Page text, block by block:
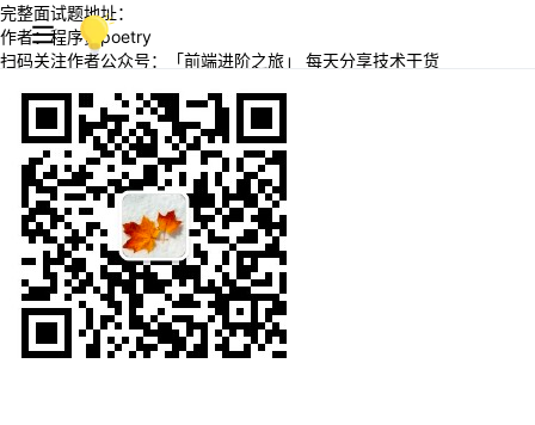
完整面试题地址：
作者：程序员poetry
扫码关注作者公众号：「前端进阶之旅」 每天分享技术干货